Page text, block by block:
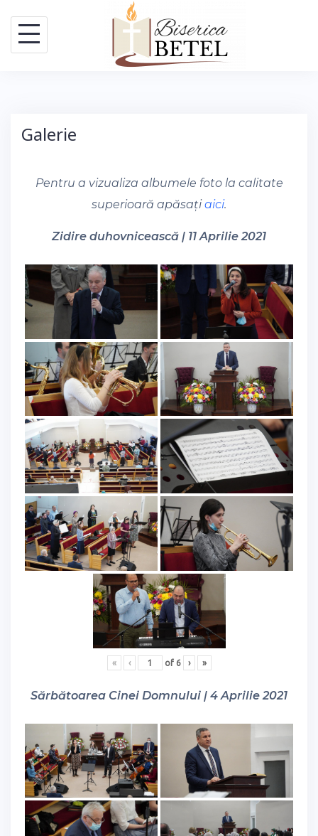
content
Galerie
Pentru a vizualiza albumele foto la calitate
superioară apăsațiaici.
Zidire duhovnicească | 11 Aprilie 2021
« ‹ of 6 › »
Sărbătoarea Cinei Domnului | 4 Aprilie 2021